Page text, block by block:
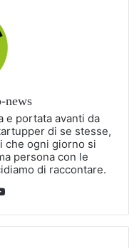
news
e portata avanti da
di se stesse,
ogni giorno si
persona con le
di raccontare.